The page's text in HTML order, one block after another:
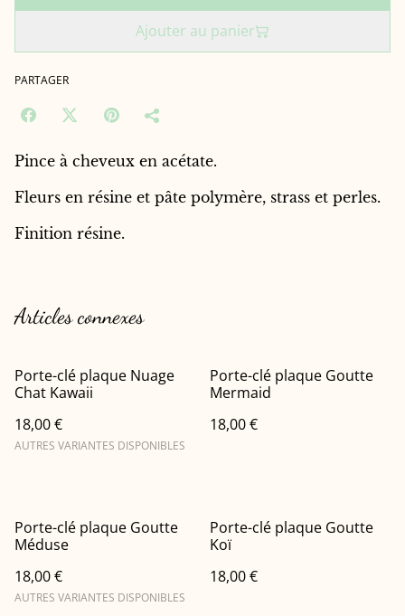
Ajouter au panier
PARTAGER
Pince à cheveux en acétate.
Fleurs en résine et pâte polymère, strass et perles.
Finition résine.
Articles connexes
Porte-clé plaque Nuage
Chat Kawaii
18,00 €
AUTRES VARIANTES DISPONIBLES
Porte-clé plaque Goutte
Mermaid
18,00 €
Porte-clé plaque Goutte
Méduse
18,00 €
AUTRES VARIANTES DISPONIBLES
Porte-clé plaque Goutte
Koï
18,00 €